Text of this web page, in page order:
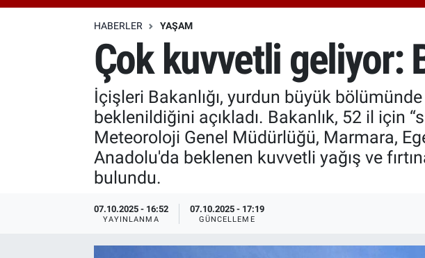
HABERLER YAŞAM
Çok kuvvetli geliyor:
İçişleri Bakanlığı, yurdun büyük
beklenildiğini açıkladı. Bakanlık, 52 il için
Meteoroloji Genel Müdürlüğü, Marmara,
Anadolu'da beklenen kuvvetli yağış ve
bulundu.
07.10.2025 - 16:52
YAYINLANMA
07.10.2025 - 17:19
GÜNCELLEME
Özel Haberler
Özel Haberler
Erişim Bilgileri
Haber Arşivi